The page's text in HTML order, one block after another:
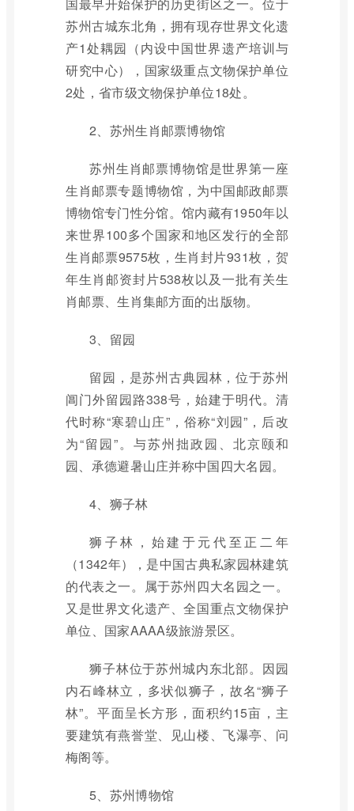
苏州古城东北角，拥有现存世界文化遗
产1处耦园（内设中国世界遗产培训与
研究中心），国家级重点文物保护单位
2处，省市级文物保护单位18处。
2、苏州生肖邮票博物馆
苏州生肖邮票博物馆是世界第一座
生肖邮票专题博物馆，为中国邮政邮票
博物馆专门性分馆。馆内藏有1950年以
来世界100多个国家和地区发行的全部
生肖邮票9575枚，生肖封片931枚，贺
年生肖邮资封片538枚以及一批有关生
肖邮票、生肖集邮方面的出版物。
3、留园
留园，是苏州古典园林，位于苏州
阊门外留园路338号，始建于明代。清
代时称“寒碧山庄”，俗称“刘园”，后改
为“留园”。与苏州拙政园、北京颐和
园、承德避暑山庄并称中国四大名园。
4、狮子林
狮子林，始建于元代至正二年
（1342年），是中国古典私家园林建筑
的代表之一。属于苏州四大名园之一。
又是世界文化遗产、全国重点文物保护
单位、国家AAAA级旅游景区。
狮子林位于苏州城内东北部。因园
内石峰林立，多状似狮子，故名“狮子
林”。平面呈长方形，面积约15亩，主
要建筑有燕誉堂、见山楼、飞瀑亭、问
梅阁等。
5、苏州博物馆